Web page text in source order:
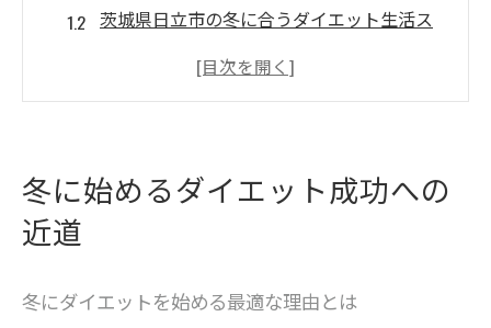
茨城県日立市の冬に合うダイエット生活ス
寒い季節でも継続しやすい健康的習慣
健康的な食事が冬ダイエット成功の鍵
冬に始めるダイエット成功への
近道
冬にダイエットを始める最適な理由とは